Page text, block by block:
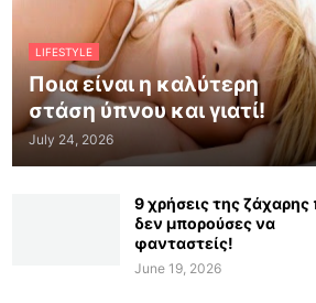
LIFESTYLE
Ποια είναι η καλύτερη
στάση ύπνου και γιατί!
July 24, 2026
9 χρήσεις της ζάχαρης
δεν μπορούσες να
φανταστείς!
June 19, 2026